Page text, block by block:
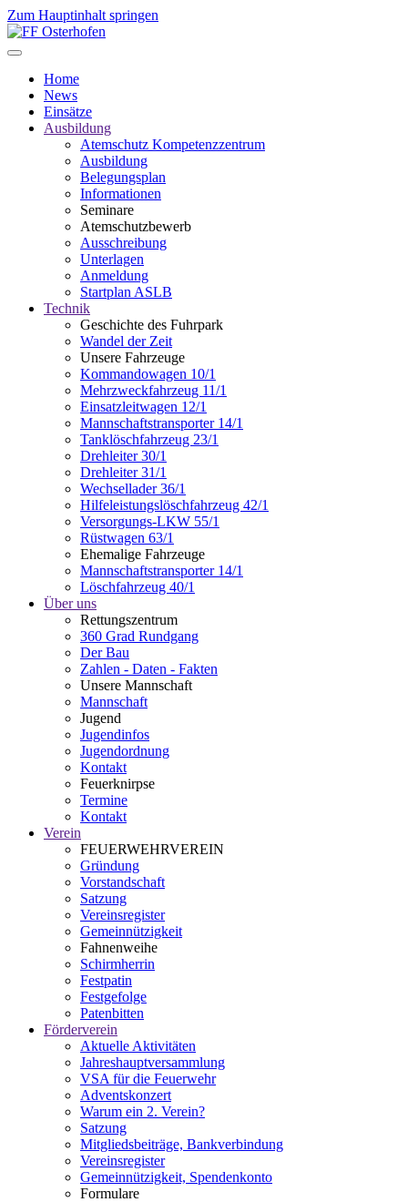
Zum Hauptinhalt springen
Home
News
Einsätze
Ausbildung
Atemschutz Kompetenzzentrum
Ausbildung
Belegungsplan
Informationen
Seminare
Atemschutzbewerb
Ausschreibung
Unterlagen
Anmeldung
Startplan ASLB
Technik
Geschichte des Fuhrpark
Wandel der Zeit
Unsere Fahrzeuge
Kommandowagen 10/1
Mehrzweckfahrzeug 11/1
Einsatzleitwagen 12/1
Mannschaftstransporter 14/1
Tanklöschfahrzeug 23/1
Drehleiter 30/1
Drehleiter 31/1
Wechsellader 36/1
Hilfeleistungslöschfahrzeug 42/1
Versorgungs-LKW 55/1
Rüstwagen 63/1
Ehemalige Fahrzeuge
Mannschaftstransporter 14/1
Löschfahrzeug 40/1
Über uns
Rettungszentrum
360 Grad Rundgang
Der Bau
Zahlen - Daten - Fakten
Unsere Mannschaft
Mannschaft
Jugend
Jugendinfos
Jugendordnung
Kontakt
Feuerknirpse
Termine
Kontakt
Verein
FEUERWEHRVEREIN
Gründung
Vorstandschaft
Satzung
Vereinsregister
Gemeinnützigkeit
Fahnenweihe
Schirmherrin
Festpatin
Festgefolge
Patenbitten
Förderverein
Aktuelle Aktivitäten
Jahreshauptversammlung
VSA für die Feuerwehr
Adventskonzert
Warum ein 2. Verein?
Satzung
Mitgliedsbeiträge, Bankverbindung
Vereinsregister
Gemeinnützigkeit, Spendenkonto
Formulare